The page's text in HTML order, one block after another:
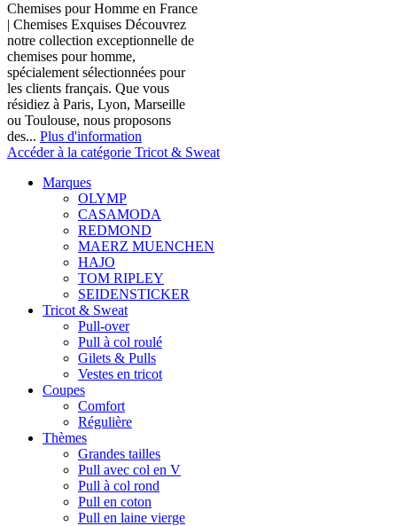
Chemises pour Homme en France
| Chemises Exquises Découvrez
notre collection exceptionnelle de
chemises pour homme,
spécialement sélectionnées pour
les clients français. Que vous
résidiez à Paris, Lyon, Marseille
ou Toulouse, nous proposons
des... Plus d'information
Accéder à la catégorie Tricot & Sweat
Marques
OLYMP
CASAMODA
REDMOND
MAERZ MUENCHEN
HAJO
TOM RIPLEY
SEIDENSTICKER
Tricot & Sweat
Pull-over
Pull à col roulé
Gilets & Pulls
Vestes en tricot
Coupes
Comfort
Régulière
Thèmes
Grandes tailles
Pull avec col en V
Pull à col rond
Pull en coton
Pull en laine vierge